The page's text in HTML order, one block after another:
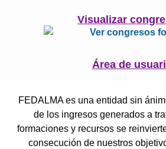
Visualizar
Área de
FEDALMA es una entidad sin
de los ingresos generados a
formaciones y recursos se
consecución de nuestros